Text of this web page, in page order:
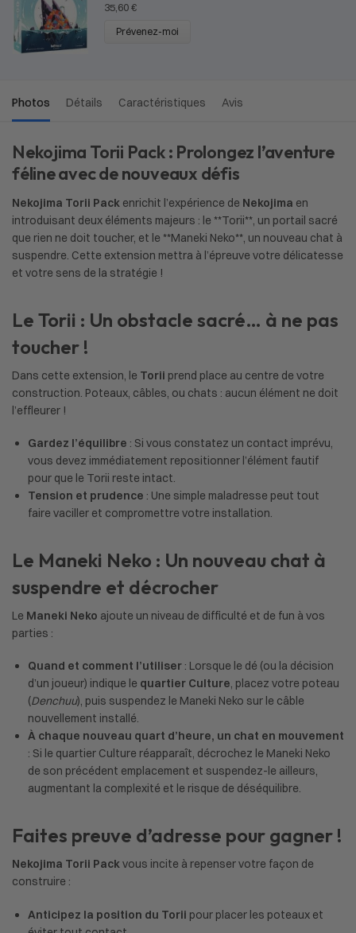
35,60€
Prévenez-moi
Photos Détails Caractéristiques Avis
Nekojima Torii Pack : Prolongez l’aventure
féline avec de nouveaux défis
Nekojima Torii Pack enrichit l’expérience de Nekojima en
introduisant deux éléments majeurs : le **Torii**, un portail sacré
que rien ne doit toucher, et le **Maneki Neko**, un nouveau chat à
suspendre. Cette extension mettra à l’épreuve votre délicatesse
et votre sens de la stratégie !
Le Torii : Un obstacle sacré… à ne pas
toucher !
Dans cette extension, le Torii prend place au centre de votre
construction. Poteaux, câbles, ou chats : aucun élément ne doit
l’effleurer !
Gardez l’équilibre : Si vous constatez un contact imprévu,
vous devez immédiatement repositionner l’élément fautif
pour que le Torii reste intact.
Tension et prudence : Une simple maladresse peut tout
faire vaciller et compromettre votre installation.
Le Maneki Neko : Un nouveau chat à
suspendre et décrocher
Le Maneki Neko ajoute un niveau de difficulté et de fun à vos
parties :
Quand et comment l’utiliser : Lorsque le dé (ou la décision
d’un joueur) indique le quartier Culture, placez votre poteau
(Denchuu), puis suspendez le Maneki Neko sur le câble
nouvellement installé.
À chaque nouveau quart d’heure, un chat en mouvement
: Si le quartier Culture réapparaît, décrochez le Maneki Neko
de son précédent emplacement et suspendez-le ailleurs,
augmentant la complexité et le risque de déséquilibre.
Faites preuve d’adresse pour gagner !
Nekojima Torii Packvous incite à repenser votre façon de
construire :
Anticipez la position du Torii pour placer les poteaux et